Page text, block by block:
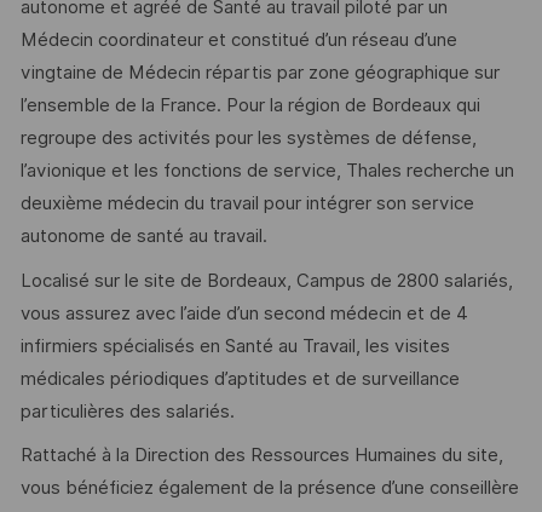
autonome et agréé de Santé au travail piloté par un
Médecin coordinateur et constitué d’un réseau d’une
vingtaine de Médecin répartis par zone géographique sur
l’ensemble de la France. Pour la région de Bordeaux qui
regroupe des activités pour les systèmes de défense,
l’avionique et les fonctions de service, Thales recherche un
deuxième médecin du travail pour intégrer son service
autonome de santé au travail.
Localisé sur le site de Bordeaux, Campus de 2800 salariés,
vous assurez avec l’aide d’un second médecin et de 4
infirmiers spécialisés en Santé au Travail, les visites
médicales périodiques d’aptitudes et de surveillance
particulières des salariés.
Rattaché à la Direction des Ressources Humaines du site,
vous bénéficiez également de la présence d’une conseillère